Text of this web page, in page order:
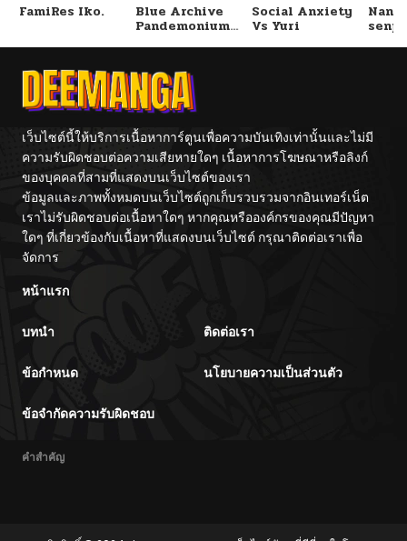
08/31/2025
ตอนที่ 118
ตอนที่ 117 08/31/2025
ตอนที่ 116.5 08/31/2025
ตอนที่ 116.1 03/01/2026
ตอนที่ 116
ตอนที่ 115
ตอนที่ 113 08/31/2025
FamiRes Iko. Blue Archive
Pandemonium
Social Anxiety
Vs Yuri
เว็บไซต์นี้ให้บริการเนื้อหาการ์ตูนเพื่อความบันเทิงเท่านั้นและไม่มี
ความรับผิดชอบต่อความเสียหายใดๆ เนื้อหาการโฆษณาหรือลิงก์
ของบุคคลที่สามที่แสดงบนเว็บไซต์ของเรา
ข้อมูลและภาพทั้งหมดบนเว็บไซต์ถูกเก็บรวบรวมจากอินเทอร์เน็ต
เราไม่รับผิดชอบต่อเนื้อหาใดๆ หากคุณหรือองค์กรของคุณมีปัญหา
ใดๆ ที่เกี่ยวข้องกับเนื้อหาที่แสดงบนเว็บไซต์ กรุณาติดต่อเราเพื่อ
จัดการ
หน้าแรก
บทนำ ติดต่อเรา
ข้อกำหนด นโยบายความเป็นส่วนตัว
ข้อจำกัดความรับผิดชอบ
คำสำคัญ